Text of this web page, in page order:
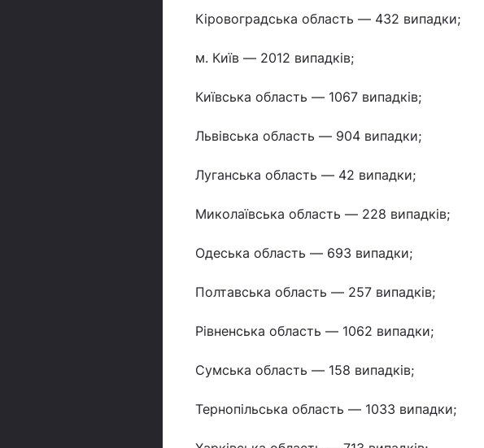
Кіровоградська область — 432 випадки;
м. Київ — 2012 випадків;
Київська область — 1067 випадків;
Львівська область — 904 випадки;
Луганська область — 42 випадки;
Миколаївська область — 228 випадків;
Одеська область — 693 випадки;
Полтавська область — 257 випадків;
Рівненська область — 1062 випадки;
Сумська область — 158 випадків;
Тернопільська область — 1033 випадки;